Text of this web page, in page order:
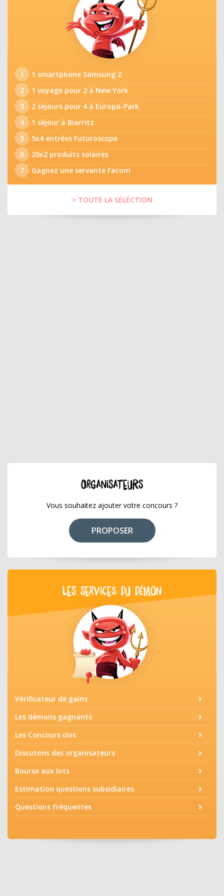
1
1 smartphone Samsung Z
2
1 voyage pour 2 à New York
3
2 séjours pour 4 à Europa-Park
4
1 séjour à Biarritz
5
5x4 entrées Futuroscope
6
20x2 produits solaires
7
Gagnez une servante Facom
> TOUTE LA SÉLÉCTION
ORGANISATEURS
Vous souhaitez ajouter votre concours ?
PROPOSER
LES SERVICES DU DÉMON
Vérificateur de gains
Les démons gagnants
Les Concours clos
Discutons des organisateurs
Bourse aux lots
Estimation questions subsidiaires
Questions fréquentes